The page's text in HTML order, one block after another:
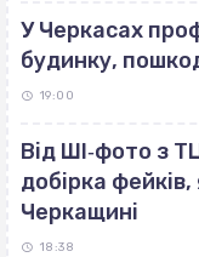
У Черкасах
будинку,
19:00
Від ШІ‐фото з
добірка
Черкащині
18:38